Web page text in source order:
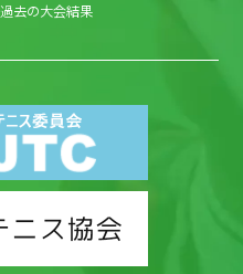
過去の大会結果